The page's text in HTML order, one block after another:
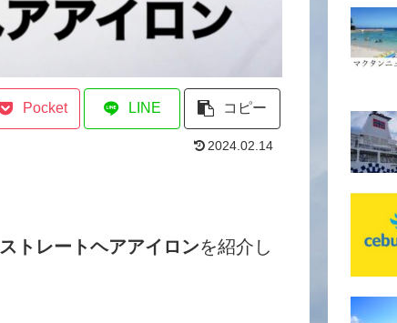
Pocket LINE コピー
2024.02.14
ストレートヘアアイロンを紹介し